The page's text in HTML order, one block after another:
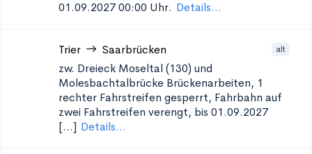
01.09.2027 00:00 Uhr. Details...
Trier Saarbrücken alt
zw. Dreieck Moseltal (130) und
Molesbachtalbrücke Brückenarbeiten, 1
rechter Fahrstreifen gesperrt, Fahrbahn auf
zwei Fahrstreifen verengt, bis 01.09.2027
[...] Details...